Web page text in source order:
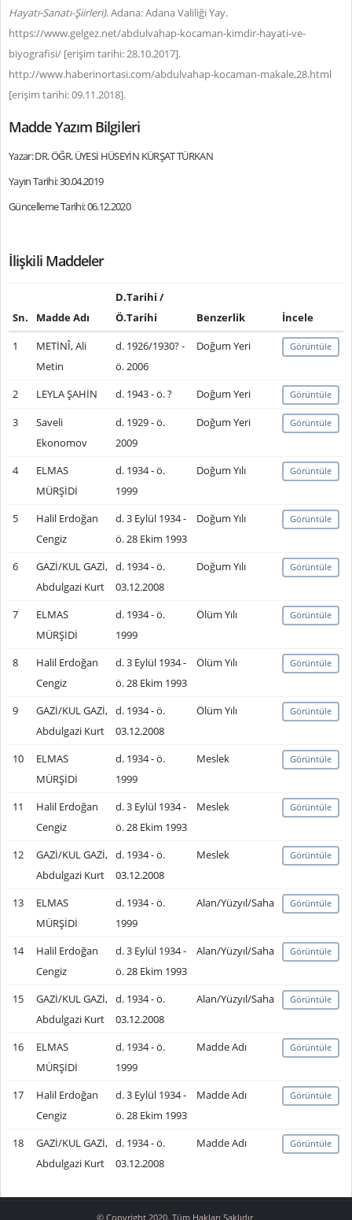
Hayatı-Sanatı-Şiirleri). Adana: Adana Valiliği Yay.
https://www.gelgez.net/abdulvahap-kocaman-kimdir-hayati-ve-
biyografisi/ [erişim tarihi: 28.10.2017].
http://www.haberinortasi.com/abdulvahap-kocaman-makale,28.html
[erişim tarihi: 09.11.2018].
Madde Yazım Bilgileri
Yazar: DR. ÖĞR. ÜYESİ HÜSEYİN KÜRŞAT TÜRKAN
Yayın Tarihi: 30.04.2019
Güncelleme Tarihi: 06.12.2020
İlişkili Maddeler
Sn. Madde Adı
D.Tarihi /
Ö.Tarihi
Benzerlik
İncele
1
METİNÎ, Ali
Metin
d. 1926/1930? -
ö. 2006
Doğum Yeri Görüntüle
2 LEYLA ŞAHİN d. 1943 - ö. ? Doğum Yeri Görüntüle
3
Saveli
Ekonomov
d. 1929 - ö.
2009
Doğum Yeri Görüntüle
4
ELMAS
MÜRŞİDİ
d. 1934 - ö.
1999
Doğum Yılı Görüntüle
5
Halil Erdoğan
Cengiz
d. 3 Eylül 1934 -
ö. 28 Ekim 1993
Doğum Yılı Görüntüle
6
GAZİ/KUL GAZİ,
Abdulgazi Kurt
d. 1934 - ö.
03.12.2008
Doğum Yılı Görüntüle
7
ELMAS
MÜRŞİDİ
d. 1934 - ö.
1999
Ölüm Yılı Görüntüle
8
Halil Erdoğan
Cengiz
d. 3 Eylül 1934 -
ö. 28 Ekim 1993
Ölüm Yılı Görüntüle
9
GAZİ/KUL GAZİ,
Abdulgazi Kurt
d. 1934 - ö.
03.12.2008
Ölüm Yılı Görüntüle
10
ELMAS
MÜRŞİDİ
d. 1934 - ö.
1999
Meslek Görüntüle
11
Halil Erdoğan
Cengiz
d. 3 Eylül 1934 -
ö. 28 Ekim 1993
Meslek Görüntüle
12
GAZİ/KUL GAZİ,
Abdulgazi Kurt
d. 1934 - ö.
03.12.2008
Meslek Görüntüle
13
ELMAS
MÜRŞİDİ
d. 1934 - ö.
1999
Alan/Yüzyıl/Saha Görüntüle
14
Halil Erdoğan
Cengiz
d. 3 Eylül 1934 -
ö. 28 Ekim 1993
Alan/Yüzyıl/Saha Görüntüle
15
GAZİ/KUL GAZİ,
Abdulgazi Kurt
d. 1934 - ö.
03.12.2008
Alan/Yüzyıl/Saha Görüntüle
16
ELMAS
MÜRŞİDİ
d. 1934 - ö.
1999
Madde Adı Görüntüle
17
Halil Erdoğan
Cengiz
d. 3 Eylül 1934 -
ö. 28 Ekim 1993
Madde Adı Görüntüle
18
GAZİ/KUL GAZİ,
Abdulgazi Kurt
d. 1934 - ö.
03.12.2008
Madde Adı Görüntüle
© Copyright 2020. Tüm Hakları Saklıdır.